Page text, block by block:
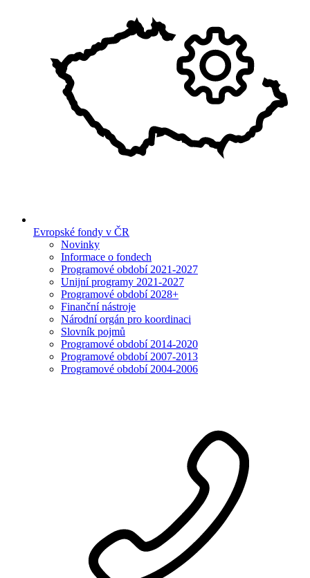
Evropské fondy v ČR
Novinky
Informace o fondech
Programové období 2021-2027
Unijní programy 2021-2027
Programové období 2028+
Finanční nástroje
Národní orgán pro koordinaci
Slovník pojmů
Programové období 2014-2020
Programové období 2007-2013
Programové období 2004-2006